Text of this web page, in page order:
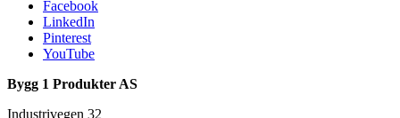
Facebook
LinkedIn
Pinterest
YouTube
Bygg 1 Produkter AS
Industrivegen 32